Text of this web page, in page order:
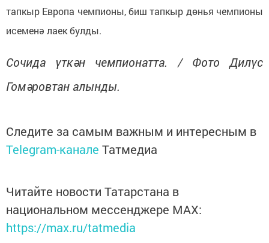
тапкыр Европа чемпионы, биш тапкыр дөнья чемпионы
исеменә лаек булды.
Сочида үткән чемпионатта. / Фото Дилүс
Гомәровтан алынды.
Следите за самым важным и интересным в
Telegram-канале Татмедиа
Читайте новости Татарстана в
национальном мессенджере MАХ:
https://max.ru/tatmedia